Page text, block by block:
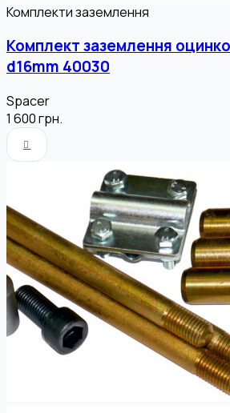
Комплекти заземлення
Комплект заземлення
d16mm 40030
Spacer
1 600грн.